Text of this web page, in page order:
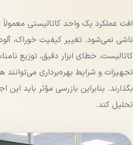
افت عملکرد یک واحد کاتالیستی
ناشی نمی‌شود. تغییر کیفیت خوراک،
کاتالیست، خطای ابزار دقیق، توزیع
تجهیزات و شرایط بهره‌برداری می‌توانند
بگذارند. بنابراین بازرسی مؤثر باید این
تحلیل کند.